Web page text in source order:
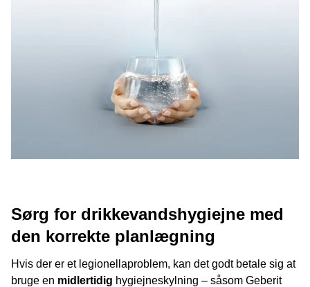
Sørg for drikkevandshygiejne med
den korrekte planlægning
Hvis der er et legionellaproblem, kan det godt betale sig at
bruge en midlertidig hygiejneskylning – såsom Geberit